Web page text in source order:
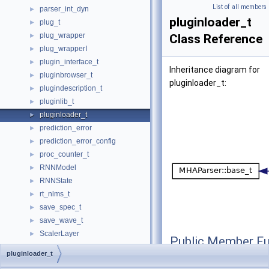
► parser_int_dyn
► plug_t
► plug_wrapper
► plug_wrapperI
► plugin_interface_t
► pluginbrowser_t
► plugindescription_t
► pluginlib_t
► pluginloader_t
► prediction_error
► prediction_error_config
► proc_counter_t
► RNNModel
► RNNState
► rt_nlms_t
► save_spec_t
► save_wave_t
► ScalerLayer
► Set_rms
Set_rms_cfg
List of all members
pluginloader_t
Class Reference
Inheritance diagram for
pluginloader_t:
Public Member
pluginloader_t